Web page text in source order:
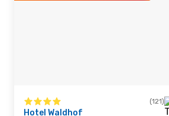
(121)
Hotel Waldhof